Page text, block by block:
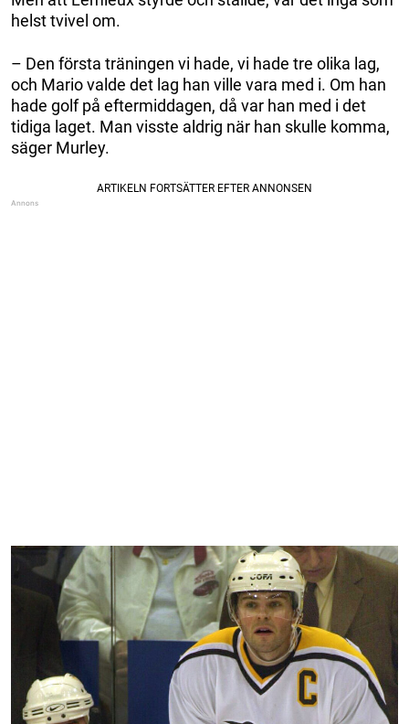
helst tvivel om.
– Den första träningen vi hade, vi hade tre olika lag,
och Mario valde det lag han ville vara med i. Om han
hade golf på eftermiddagen, då var han med i det
tidiga laget. Man visste aldrig när han skulle komma,
säger Murley.